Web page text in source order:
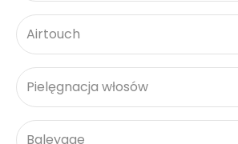
Airtouch
Pielęgnacja włosów
Baleyage